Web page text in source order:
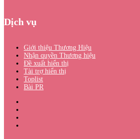
Dịch vụ
Giới thiệu Thương Hiệu
Nhận quyền Thương hiệu
Đề xuất hiển thị
Tài trợ hiển thị
Toplist
Bài PR